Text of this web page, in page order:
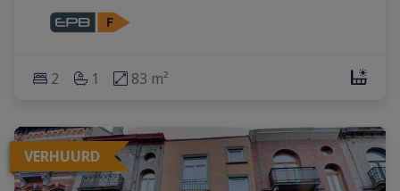
2 1 83 m²
VERHUURD